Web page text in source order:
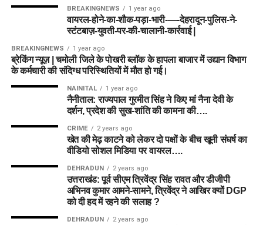
BREAKINGNEWS 1 year ago
वायरल-होने-का-शौक-पड़ा-भारी-—-देहरादून-पुलिस-ने-
स्टंटबाज़-युवती-पर-की-चालानी-कार्रवाई |
BREAKINGNEWS 1 year ago
ब्रेकिंग न्यूज़ | चमोली जिले के पोखरी ब्लॉक के हापला बाजार में उद्यान विभाग
के कर्मचारी की संदिग्ध परिस्थितियों में मौत हो गई।
NAINITAL 1 year ago
नैनीताल: राज्यपाल गुरमीत सिंह ने किए मां नैना देवी के
दर्शन, प्रदेश की सुख-शांति की कामना की….
CRIME 2 years ago
खेत की मेढ़ काटने को लेकर दो पक्षों के बीच खूनी संघर्ष का
वीडियो सोशल मिडिया पर वायरल….
DEHRADUN 2 years ago
उत्तराखंड: पूर्व सीएम त्रिवेंद्र सिंह रावत और डीजीपी
अभिनव कुमार आमने-सामने, त्रिवेंद्र ने आखिर क्यों DGP
को दी हद में रहने की सलाह ?
DEHRADUN 2 years ago